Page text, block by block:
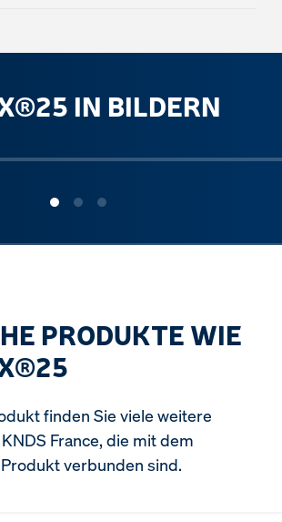
IN BILDERN
PRODUKTE WIE
finden Sie viele weitere
France, die mit dem
verbunden sind.